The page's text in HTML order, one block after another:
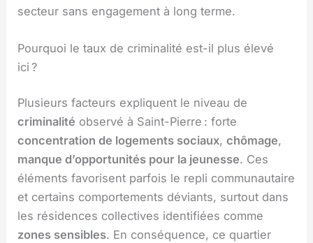
secteur sans engagement à long terme.
Pourquoi le taux de criminalité est-il plus élevé
ici ?
Plusieurs facteurs expliquent le niveau de
criminalité observé à Saint-Pierre : forte
concentration de logements sociaux,chômage,
manque d’opportunités pour la jeunesse. Ces
éléments favorisent parfois le repli communautaire
et certains comportements déviants, surtout dans
les résidences collectives identifiées comme
zones sensibles. En conséquence, ce quartier